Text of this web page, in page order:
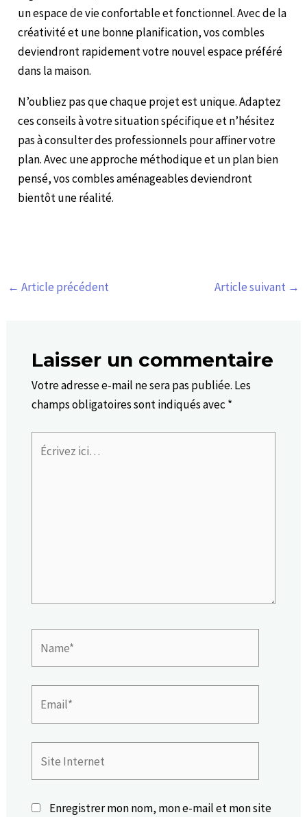
un espace de vie confortable et fonctionnel. Avec de la
créativité et une bonne planification, vos combles
deviendront rapidement votre nouvel espace préféré
dans la maison.
N’oubliez pas que chaque projet est unique. Adaptez
ces conseils à votre situation spécifique et n’hésitez
pas à consulter des professionnels pour affiner votre
plan. Avec une approche méthodique et un plan bien
pensé, vos combles aménageables deviendront
bientôt une réalité.
← Article précédent Article suivant →
Laisser un commentaire
Votre adresse e-mail ne sera pas publiée. Les
champs obligatoires sont indiqués avec *
Écrivez
ici…
Internet
Enregistrer mon nom, mon e-mail et mon site